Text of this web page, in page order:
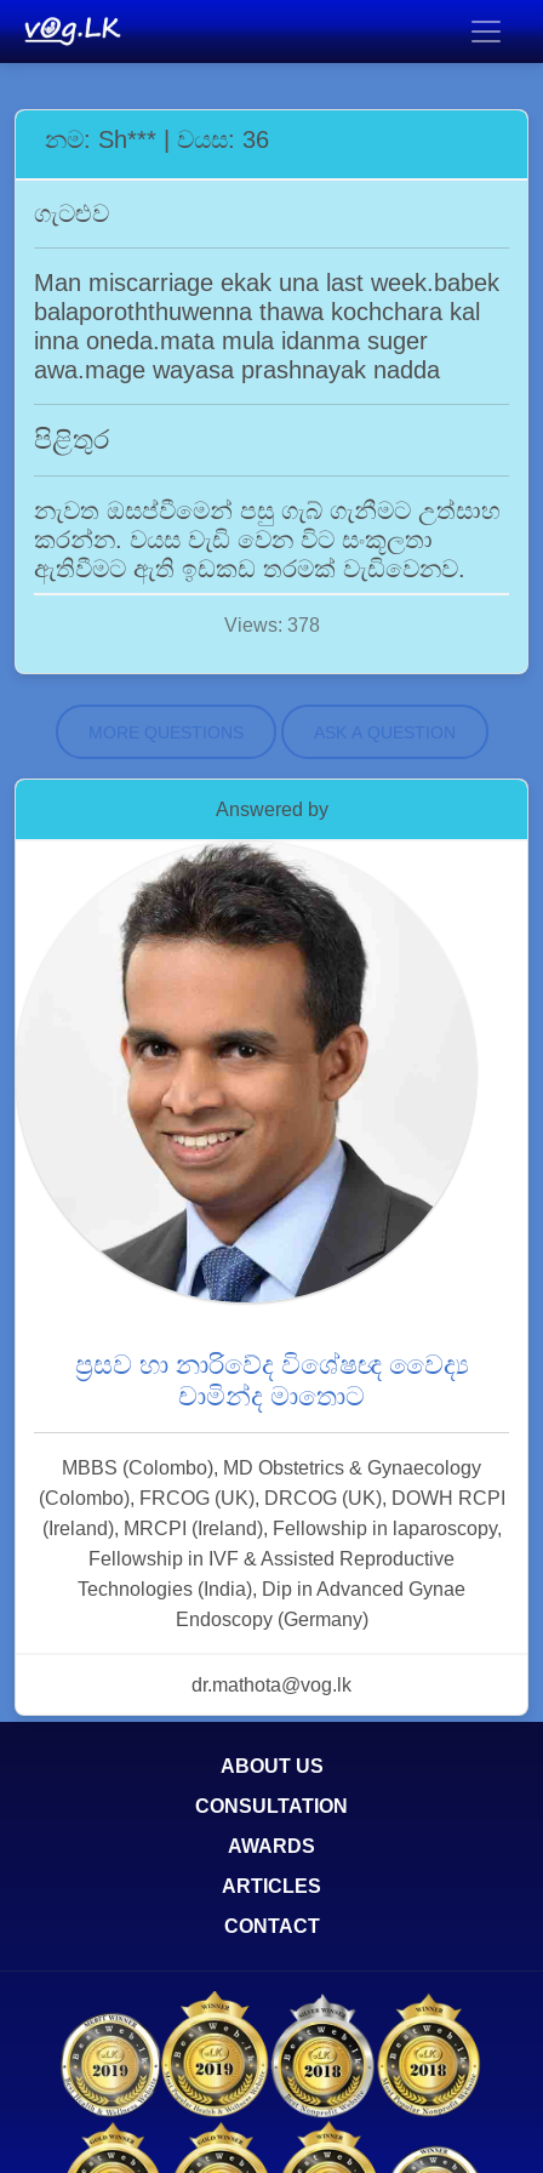
නම: Sh*** | වයස: 36
ගැටළුව
Man miscarriage ekak una last week.babek
balaporoththuwenna thawa kochchara kal
inna oneda.mata mula idanma suger
awa.mage wayasa prashnayak nadda
පිළිතුර
නැවත ඔසප්වීමෙන් පසු ගැබ් ගැනීමට උත්සාහ
කරන්න. වයස වැඩි වෙන විට සංකූලතා
ඇතිවීමට ඇති ඉඩකඩ තරමක් වැඩිවෙනව.
Views: 378
MORE QUESTIONS ASK A QUESTION
Answered by
ප්‍රසව හා නාරිවේද විශේෂඥ වෛද්‍ය
චාමින්ද මාතොට
MBBS (Colombo), MD Obstetrics & Gynaecology
(Colombo), FRCOG (UK), DRCOG (UK), DOWH RCPI
(Ireland), MRCPI (Ireland), Fellowship in laparoscopy,
Fellowship in IVF & Assisted Reproductive
Technologies (India), Dip in Advanced Gynae
Endoscopy (Germany)
dr.mathota@vog.lk
ABOUT US
CONSULTATION
AWARDS
ARTICLES
CONTACT